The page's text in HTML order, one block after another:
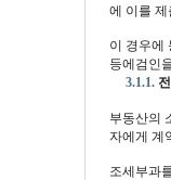
에 이를 제
이 경우에
등에검인
3.1.1.
부동산의
자에게 계
조세부과